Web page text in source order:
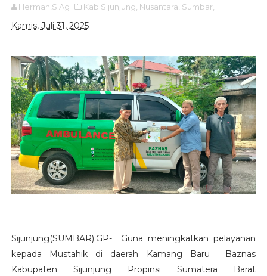
Herman,S.Ag Kab Sijunjung, Nusantara, Sumbar,
Kamis, Juli 31, 2025
Sijunjung(SUMBAR).GP- Guna meningkatkan pelayanan
kepada Mustahik di daerah Kamang Baru Baznas
Kabupaten Sijunjung Propinsi Sumatera Barat